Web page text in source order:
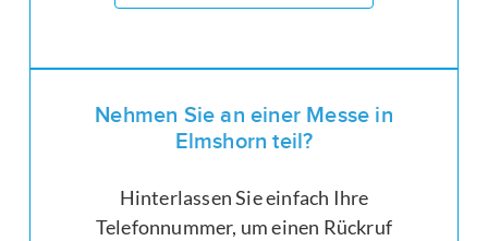
Nehmen Sie an einer Messe in
Elmshorn teil?
Hinterlassen Sie einfach Ihre
Telefonnummer, um einen Rückruf